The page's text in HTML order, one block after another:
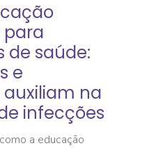
de saúde:
e
na
infecções
a educação